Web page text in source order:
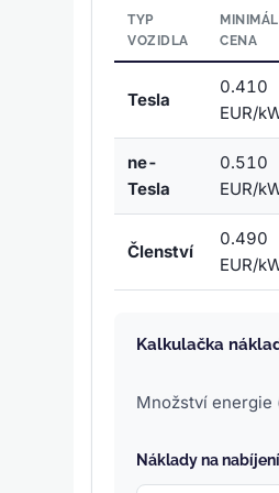
TYP
VOZIDLA
CENA
Tesla
0.410
EUR/
ne-
Tesla
0.510
EUR/
Členství
0.490
EUR/
Kalkulačka
Množství energie
Náklady na